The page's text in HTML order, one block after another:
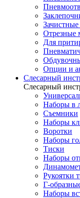
Отрезные
Для
Опции и
Слесарный
Слесарный
Наборы в
Съемники
Наборы
Воротки
Наборы
Тиски
Наборы
Рукоятки
Г-
Наборы